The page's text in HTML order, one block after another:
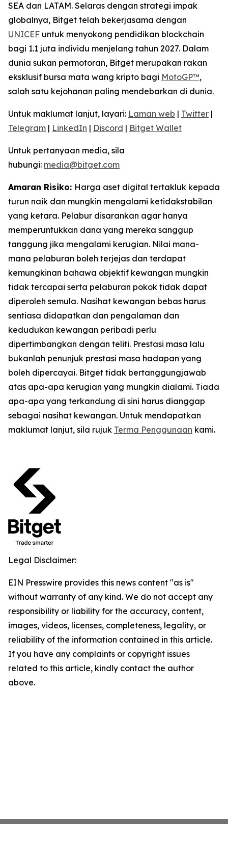
SEA dan LATAM. Selaras dengan strategi impak
globalnya, Bitget telah bekerjasama dengan
UNICEF untuk menyokong pendidikan blockchain
bagi 1.1 juta individu menjelang tahun 2027. Dalam
dunia sukan permotoran, Bitget merupakan rakan
eksklusif bursa mata wang kripto bagi MotoGP™,
salah satu kejohanan paling mendebarkan di dunia.
Untuk maklumat lanjut, layari: Laman web | Twitter |
Telegram | LinkedIn | Discord | Bitget Wallet
Untuk pertanyaan media, sila
hubungi: media@bitget.com
Amaran Risiko: Harga aset digital tertakluk kepada
turun naik dan mungkin mengalami ketidakstabilan
yang ketara. Pelabur disarankan agar hanya
memperuntukkan dana yang mereka sanggup
tanggung jika mengalami kerugian. Nilai mana-
mana pelaburan boleh terjejas dan terdapat
kemungkinan bahawa objektif kewangan mungkin
tidak tercapai serta pelaburan pokok tidak dapat
diperoleh semula. Nasihat kewangan bebas harus
sentiasa didapatkan dan pengalaman dan
kedudukan kewangan peribadi perlu
dipertimbangkan dengan teliti. Prestasi masa lalu
bukanlah penunjuk prestasi masa hadapan yang
boleh dipercayai. Bitget tidak bertanggungjawab
atas apa-apa kerugian yang mungkin dialami. Tiada
apa-apa yang terkandung di sini harus dianggap
sebagai nasihat kewangan. Untuk mendapatkan
maklumat lanjut, sila rujuk Terma Penggunaan kami.
Legal Disclaimer:
EIN Presswire provides this news content "as is"
without warranty of any kind. We do not accept any
responsibility or liability for the accuracy, content,
images, videos, licenses, completeness, legality, or
reliability of the information contained in this article.
If you have any complaints or copyright issues
related to this article, kindly contact the author
above.